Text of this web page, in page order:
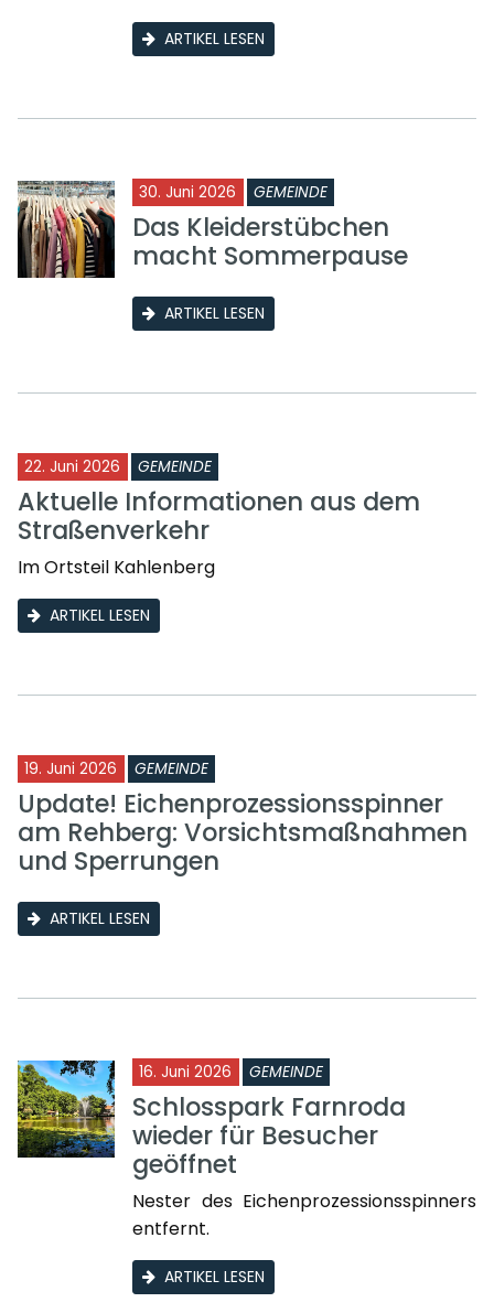
ARTIKEL LESEN
30. Juni 2026 GEMEINDE
Das Kleiderstübchen
macht Sommerpause
ARTIKEL LESEN
22. Juni 2026 GEMEINDE
Aktuelle Informationen aus dem
Straßenverkehr
Im Ortsteil Kahlenberg
ARTIKEL LESEN
19. Juni 2026 GEMEINDE
Update! Eichenprozessionsspinner
am Rehberg: Vorsichtsmaßnahmen
und Sperrungen
ARTIKEL LESEN
16. Juni 2026 GEMEINDE
Schlosspark Farnroda
wieder für Besucher
geöffnet
Nester des Eichenprozessionsspinners
entfernt.
ARTIKEL LESEN